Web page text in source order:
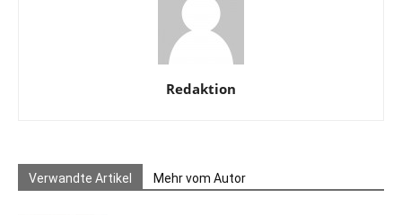
Redaktion
Verwandte Artikel Mehr vom Autor